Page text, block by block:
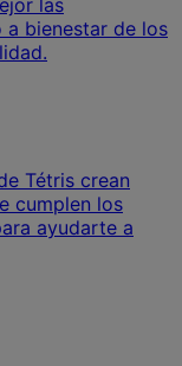
las
a bienestar de los
Tétris crean
cumplen los
ayudarte a